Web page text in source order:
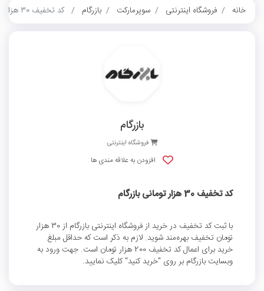
خانه فروشگاه اینترنتی سوپرمارکت بازرگام کد تخفیف 30 هزار تومانی بازرگام
بازرگام
فروشگاه اینترنتی
افزودن به علاقه مندی ها
کد تخفیف 30 هزار تومانی بازرگام
با ثبت کد تخفیف در خرید از فروشگاه اینترنتی بازرگام از 30 هزار
تومان تخفیف بهره‌مند شوید. لازم به ذکر است که حداقل مبلغ
خرید برای اعمال کد تخفیف 200 هزار تومان است. جهت ورود به
وبسایت بازرگام بر روی "خرید کنید" کلیک نمایید.